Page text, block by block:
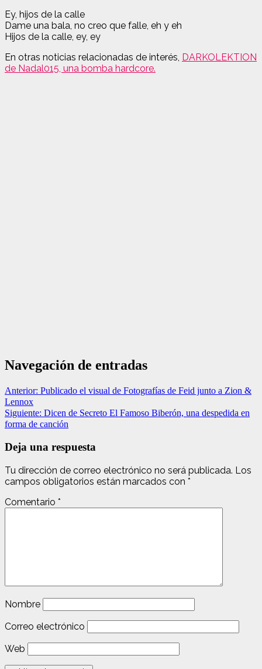
Ey, hijos de la calle
Dame una bala, no creo que falle, eh y eh
Hijos de la calle, ey, ey
En otras noticias relacionadas de interés, DARKOLEKTION
de Nadal015, una bomba hardcore.
Navegación de entradas
Anterior: Publicado el visual de Fotografías de Feid junto a Zion &
Lennox
Siguiente: Dicen de Secreto El Famoso Biberón, una despedida en
forma de canción
Deja una respuesta
Tu dirección de correo electrónico no será publicada. Los
campos obligatorios están marcados con *
Comentario *
Nombre
Correo electrónico
Web